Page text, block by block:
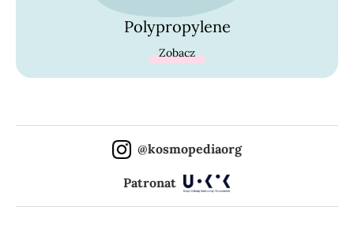
Polypropylene
Zobacz
@kosmopediaorg
Patronat